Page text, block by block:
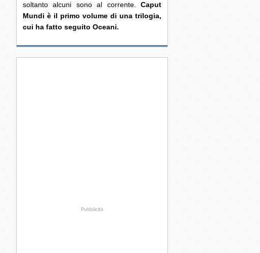
soltanto alcuni sono al corrente. Caput
Mundi è il primo volume di una trilogia,
cui ha fatto seguito Oceani.
Pubblicità